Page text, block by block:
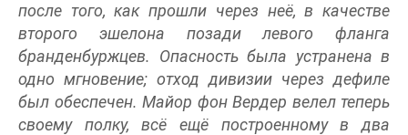
после того, как прошли через неё, в качестве
второго эшелона позади левого фланга
бранденбуржцев. Опасность была устранена в
одно мгновение; отход дивизии через дефиле
был обеспечен. Майор фон Вердер велел теперь
своему полку, всё ещё построенному в два